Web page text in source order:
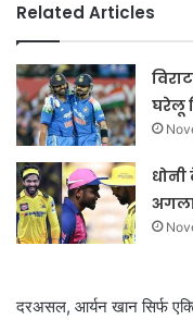
Related Articles
घरेलू
दरअसल, आर्यन खान सिर्फ